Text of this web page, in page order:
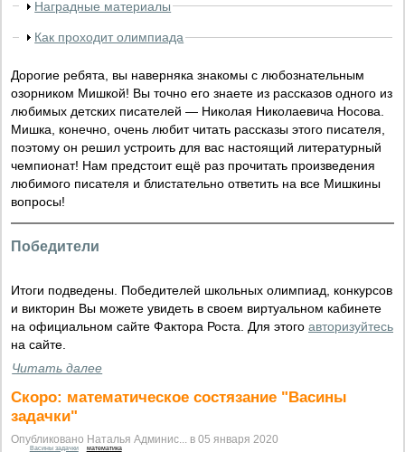
Наградные материалы
Как проходит олимпиада
Дорогие ребята, вы наверняка знакомы с любознательным
озорником Мишкой! Вы точно его знаете из рассказов одного из
любимых детских писателей — Николая Николаевича Носова.
Мишка, конечно, очень любит читать рассказы этого писателя,
поэтому он решил устроить для вас настоящий литературный
чемпионат! Нам предстоит ещё раз прочитать произведения
любимого писателя и блистательно ответить на все Мишкины
вопросы!
Победители
Итоги подведены. Победителей школьных олимпиад, конкурсов
и викторин Вы можете увидеть в своем виртуальном кабинете
на официальном сайте Фактора Роста. Для этого авторизуйтесь
на сайте.
Читать далее
Скоро: математическое состязание "Васины
задачки"
Опубликовано Наталья Админис... в 05 января 2020
Васины задачки математика